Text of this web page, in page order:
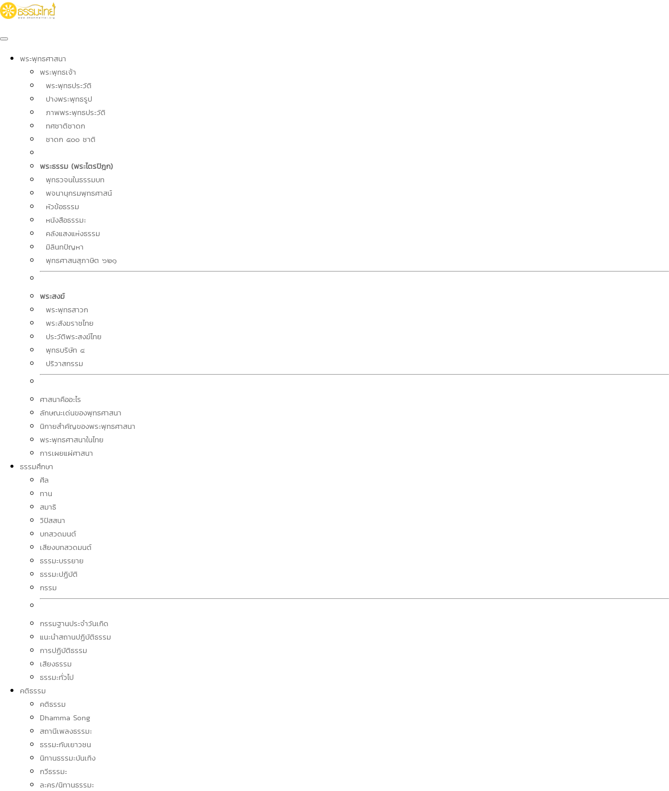
พระพุทธศาสนา
พระพุทธเจ้า
พระพุทธประวัติ
ปางพระพุทธรูป
ภาพพระพุทธประวัติ
ทศชาติชาดก
ชาดก ๕๐๐ ชาติ
พระธรรม (พระไตรปิฎก)
พุทธวจนในธรรมบท
พจนานุกรมพุทธศาสน์
หัวข้อธรรม
หนังสือธรรมะ
คลังแสงแห่งธรรม
มิลินทปัญหา
พุทธศาสนสุภาษิต ๖๒๑
พระสงฆ์
พระพุทธสาวก
พระสังฆราชไทย
ประวัติพระสงฆ์ไทย
พุทธบริษัท ๔
ปริวาสกรรม
ศาสนาคืออะไร
ลักษณะเด่นของพุทธศาสนา
นิกายสำคัญของพระพุทธศาสนา
พระพุทธศาสนาในไทย
การเผยแผ่ศาสนา
ธรรมศึกษา
ศีล
ทาน
สมาธิ
วิปัสสนา
บทสวดมนต์
เสียงบทสวดมนต์
ธรรมะบรรยาย
ธรรมะปฏิบัติ
กรรม
กรรมฐานประจำวันเกิด
แนะนำสถานปฏิบัติธรรม
การปฏิบัติธรรม
เสียงธรรม
ธรรมะทั่วไป
คติธรรม
คติธรรม
Dhamma Song
สถานีเพลงธรรมะ
ธรรมะกับเยาวชน
นิทานธรรมะบันเทิง
กวีธรรมะ
ละคร/นิทานธรรมะ